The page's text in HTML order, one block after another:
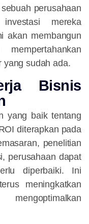
perusahaan
mereka
akan membangun
yang sudah ada.
Bisnis
yang baik tentang
diterapkan pada
penelitian
perusahaan dapat
diperbaiki. Ini
meningkatkan